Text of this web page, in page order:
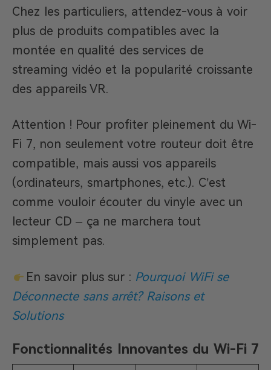
Chez les particuliers, attendez-vous à voir
plus de produits compatibles avec la
montée en qualité des services de
streaming vidéo et la popularité croissante
des appareils VR.
Attention ! Pour profiter pleinement du Wi-
Fi 7, non seulement votre routeur doit être
compatible, mais aussi vos appareils
(ordinateurs, smartphones, etc.). C’est
comme vouloir écouter du vinyle avec un
lecteur CD – ça ne marchera tout
simplement pas.
En savoir plus sur : Pourquoi WiFi se
Déconnecte sans arrêt? Raisons et
Solutions
Fonctionnalités Innovantes du Wi-Fi 7